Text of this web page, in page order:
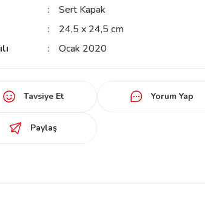
Sert Kapak
24,5 x 24,5 cm
Ocak 2020
Tavsiye Et Yorum Yap
Paylaş